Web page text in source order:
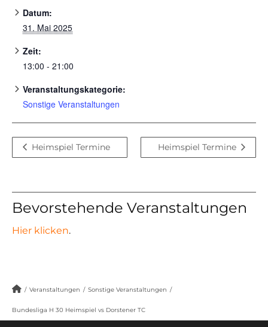
Datum:
31. Mai 2025
Zeit:
13:00 - 21:00
Veranstaltungskategorie:
Sonstige Veranstaltungen
Heimspiel Termine Heimspiel Termine
Bevorstehende Veranstaltungen
Hier klicken.
/ Veranstaltungen / Sonstige Veranstaltungen /
Bundesliga H 30 Heimspiel vs Dorstener TC